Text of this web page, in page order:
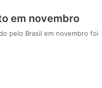
em novembro
pelo Brasil em novembro foi